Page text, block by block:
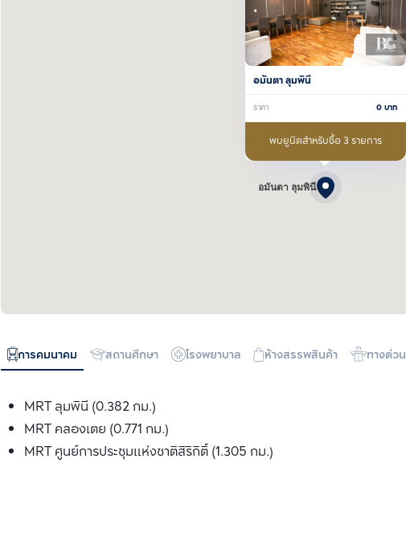
อมันตา ลุมพินี
อมันตา ลุมพินี
ราคา 0บาท
พบยูนิตสำหรับซื้อ 3 รายการ
การคมนาคม สถานศึกษา โรงพยาบาล ห้างสรรพสินค้า ทางด่วน
MRT ลุมพินี (0.382 กม.)
MRT คลองเตย (0.771 กม.)
MRT ศูนย์การประชุมแห่งชาติสิริกิติ์ (1.305 กม.)